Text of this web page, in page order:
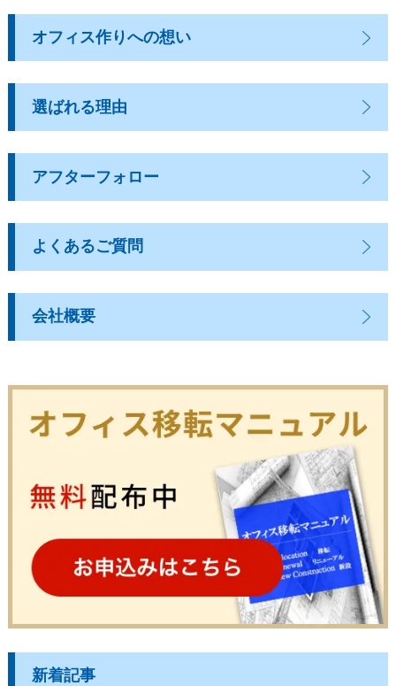
オフィス作りへの想い
選ばれる理由
アフターフォロー
よくあるご質問
会社概要
新着記事